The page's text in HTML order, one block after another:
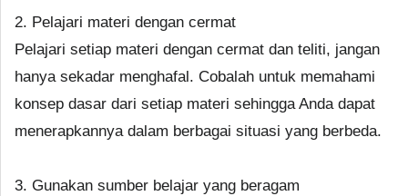
2. Pelajari materi dengan cermat
Pelajari setiap materi dengan cermat dan teliti, jangan
hanya sekadar menghafal. Cobalah untuk memahami
konsep dasar dari setiap materi sehingga Anda dapat
menerapkannya dalam berbagai situasi yang berbeda.
3. Gunakan sumber belajar yang beragam